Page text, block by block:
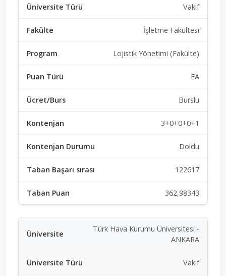
Vakıf
İşletme Fakültesi
Lojistik Yönetimi (Fakülte)
EA
Burslu
3+0+0+0+1
Doldu
122617
362,98343
Türk Hava Kurumu Üniversitesi -
ANKARA
Vakıf